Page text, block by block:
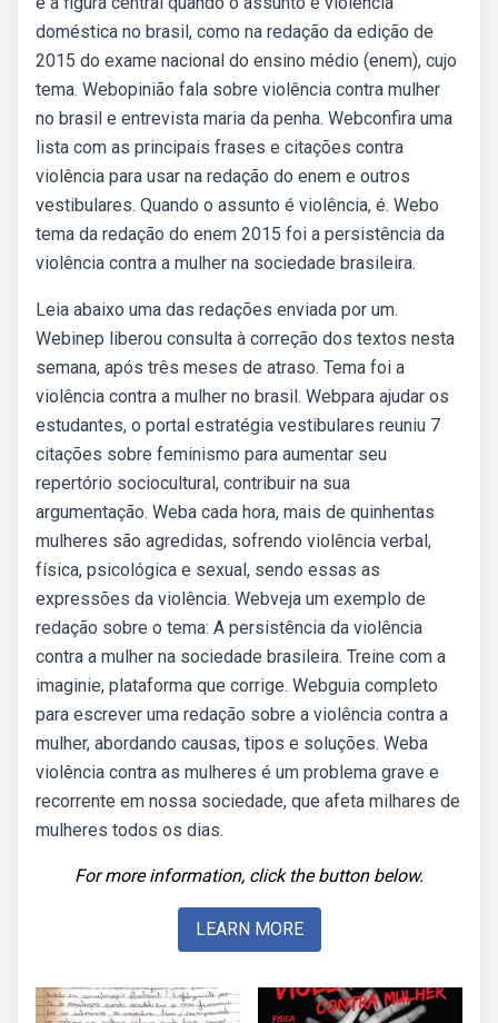
doméstica no brasil, como na redação da edição de
2015 do exame nacional do ensino médio (enem), cujo
tema. Webopinião fala sobre violência contra mulher
no brasil e entrevista maria da penha. Webconfira uma
lista com as principais frases e citações contra
violência para usar na redação do enem e outros
vestibulares. Quando o assunto é violência, é. Webo
tema da redação do enem 2015 foi a persistência da
violência contra a mulher na sociedade brasileira.
Leia abaixo uma das redações enviada por um.
Webinep liberou consulta à correção dos textos nesta
semana, após três meses de atraso. Tema foi a
violência contra a mulher no brasil. Webpara ajudar os
estudantes, o portal estratégia vestibulares reuniu 7
citações sobre feminismo para aumentar seu
repertório sociocultural, contribuir na sua
argumentação. Weba cada hora, mais de quinhentas
mulheres são agredidas, sofrendo violência verbal,
física, psicológica e sexual, sendo essas as
expressões da violência. Webveja um exemplo de
redação sobre o tema: A persistência da violência
contra a mulher na sociedade brasileira. Treine com a
imaginie, plataforma que corrige. Webguia completo
para escrever uma redação sobre a violência contra a
mulher, abordando causas, tipos e soluções. Weba
violência contra as mulheres é um problema grave e
recorrente em nossa sociedade, que afeta milhares de
mulheres todos os dias.
For more information, click the button below.
LEARN MORE